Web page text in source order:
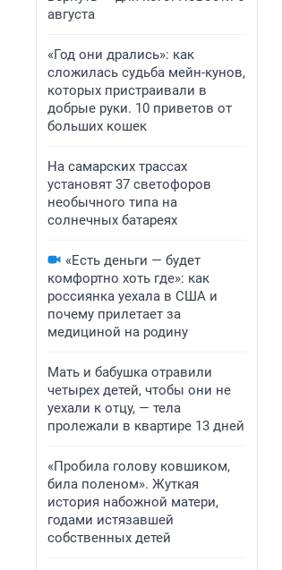
августа
«Год они дрались»: как
сложилась судьба мейн-кунов,
которых пристраивали в
добрые руки. 10 приветов от
больших кошек
На самарских трассах
установят 37 светофоров
необычного типа на
солнечных батареях
«Есть деньги — будет
комфортно хоть где»: как
россиянка уехала в США и
почему прилетает за
медициной на родину
Мать и бабушка отравили
четырех детей, чтобы они не
уехали к отцу, — тела
пролежали в квартире 13 дней
«Пробила голову ковшиком,
била поленом». Жуткая
история набожной матери,
годами истязавшей
собственных детей